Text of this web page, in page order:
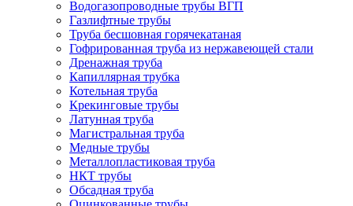
Водогазопроводные трубы ВГП
Газлифтные трубы
Труба бесшовная горячекатаная
Гофрированная труба из нержавеющей стали
Дренажная труба
Капиллярная трубка
Котельная труба
Крекинговые трубы
Латунная труба
Магистральная труба
Медные трубы
Металлопластиковая труба
НКТ трубы
Обсадная труба